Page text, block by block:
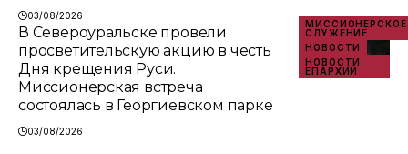
03/08/2026
МИССИОНЕРСКОЕ
СЛУЖЕНИЕ
НОВОСТИ
НОВОСТИ
ЕПАРХИИ
В Североуральске провели
просветительскую акцию в честь
Дня крещения Руси.
Миссионерская встреча
состоялась в Георгиевском парке
03/08/2026